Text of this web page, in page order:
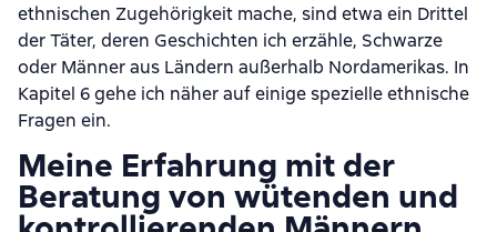
ethnischen Zugehörigkeit mache, sind etwa ein Drittel
der Täter, deren Geschichten ich erzähle, Schwarze
oder Männer aus Ländern außerhalb Nordamerikas. In
Kapitel 6 gehe ich näher auf einige spezielle ethnische
Fragen ein.
Meine Erfahrung mit der
Beratung von wütenden und